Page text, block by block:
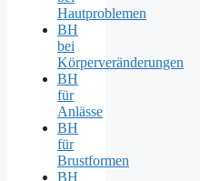
Hautproblemen
BH
bei
Körperveränderungen
BH
für
Anlässe
BH
für
Brustformen
BH